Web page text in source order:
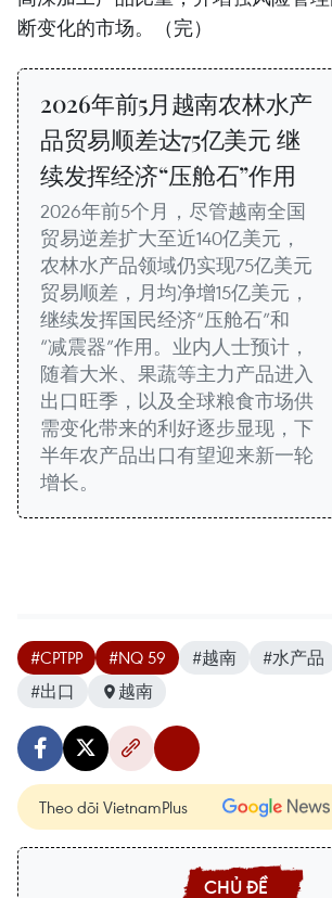
断变化的市场。（完）
2026年前5月越南农林水产
品贸易顺差达75亿美元 继
续发挥经济“压舱石”作用
2026年前5个月，尽管越南全国
贸易逆差扩大至近140亿美元，
农林水产品领域仍实现75亿美元
贸易顺差，月均净增15亿美元，
继续发挥国民经济“压舱石”和
“减震器”作用。业内人士预计，
随着大米、果蔬等主力产品进入
出口旺季，以及全球粮食市场供
需变化带来的利好逐步显现，下
半年农产品出口有望迎来新一轮
增长。
#CPTPP #NQ 59 #越南 #水产品
#出口
越南
Theo dõi VietnamPlus